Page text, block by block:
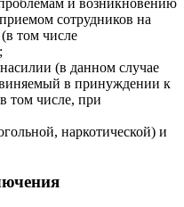
сотрудников на
том числе
(в данном случае
в принуждении к
том числе, при
наркотической) и